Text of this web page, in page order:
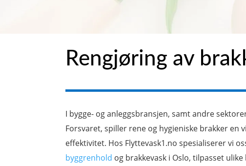
Rengjøring av
I bygge- og anleggsbransjen, samt andre
Forsvaret, spiller rene og hygieniske brakker en
effektivitet. Hos Flyttevask1.no spesialiserer vi
byggrenhold og brakkevask i Oslo, tilpasset